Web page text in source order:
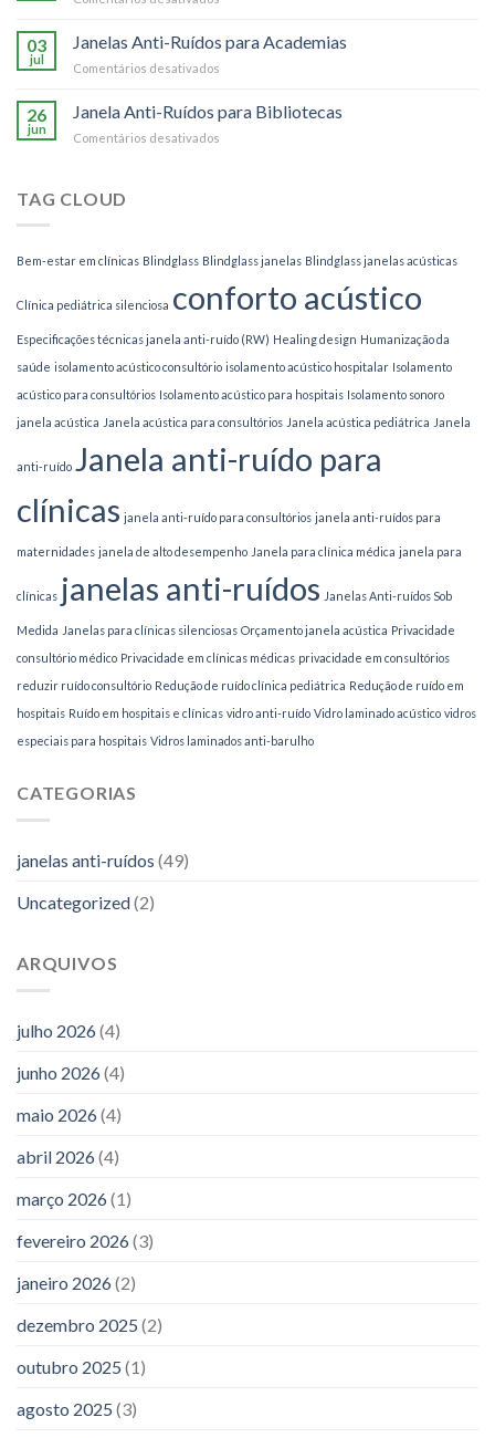
e
Ruídos
de
03
jul
Janelas Anti-Ruídos para Academias
Comentários desativados
Ruídos
26
jun
Janela Anti-Ruídos para Bibliotecas
Comentários desativados
TAG CLOUD
Bem-estar em clínicas Blindglass Blindglass janelas Blindglass janelas acústicas
Clínica pediátrica silenciosa conforto acústico
Especificações técnicas janela anti-ruído (RW) Healing design Humanização da
saúde isolamento acústico consultório isolamento acústico hospitalar Isolamento
acústico para consultórios Isolamento acústico para hospitais Isolamento sonoro
janela acústica Janela acústica para consultórios Janela acústica pediátrica Janela
anti-ruído Janela anti-ruído para
clínicas janela anti-ruído para consultórios janela anti-ruídos para
maternidades janela de alto desempenho Janela para clínica médica janela para
clínicas janelas anti-ruídos Janelas Anti-ruídos Sob
Medida Janelas para clínicas silenciosas Orçamento janela acústica Privacidade
consultório médico Privacidade em clínicas médicas privacidade em consultórios
reduzir ruído consultório Redução de ruído clínica pediátrica Redução de ruído em
hospitais Ruído em hospitais e clínicas vidro anti-ruído Vidro laminado acústico vidros
especiais para hospitais Vidros laminados anti-barulho
CATEGORIAS
janelas anti-ruídos (49)
Uncategorized(2)
ARQUIVOS
julho 2026(4)
junho 2026(4)
maio 2026(4)
abril 2026(4)
março 2026(1)
fevereiro 2026(3)
janeiro 2026(2)
dezembro 2025 (2)
outubro 2025 (1)
agosto 2025 (3)